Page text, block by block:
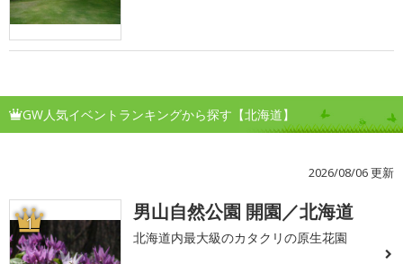
GW人気イベントランキングから探す【北海道】
2026/08/06 更新
1 男山自然公園 開園／北海道
北海道内最大級のカタクリの原生花園